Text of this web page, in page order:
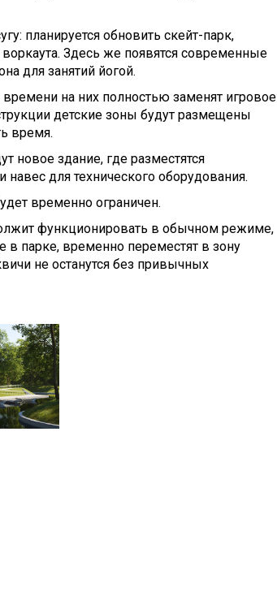
планируется обновить скейт-парк,
Здесь же появятся современные
для занятий йогой.
на них полностью заменят игровое
детские зоны будут размещены
время.
новое здание, где разместятся
для технического оборудования.
временно ограничен.
функционировать в обычном режиме,
парке, временно переместят в зону
не останутся без привычных